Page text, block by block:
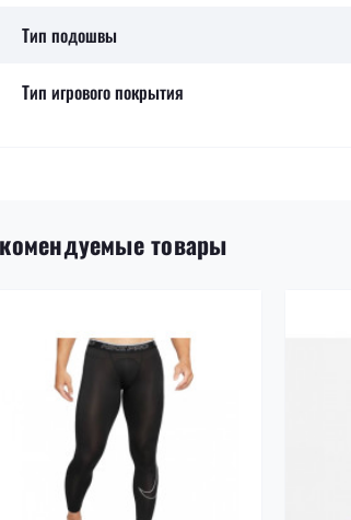
Тип подошвы
Тип игрового покрытия
товары